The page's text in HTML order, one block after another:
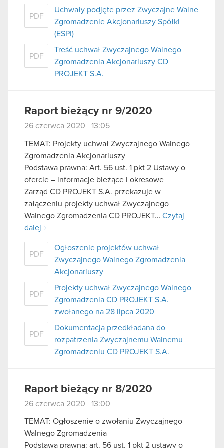
PDF
Uchwały podjęte przez Zwyczajne Walne
Zgromadzenie Akcjonariuszy Spółki
(ESPI)
PDF
Treść uchwał Zwyczajnego Walnego
Zgromadzenia Akcjonariuszy CD
PROJEKT S.A.
Raport bieżący nr 9/2020
26 czerwca 2020 13:05
TEMAT: Projekty uchwał Zwyczajnego Walnego
Zgromadzenia Akcjonariuszy
Podstawa prawna: Art. 56 ust. 1 pkt 2 Ustawy o
ofercie – informacje bieżące i okresowe
Zarząd CD PROJEKT S.A. przekazuje w
załączeniu projekty uchwał Zwyczajnego
Walnego Zgromadzenia CD PROJEKT… Czytaj
dalej
PDF
Ogłoszenie projektów uchwał
Zwyczajnego Walnego Zgromadzenia
Akcjonariuszy
PDF
Projekty uchwał Zwyczajnego Walnego
Zgromadzenia CD PROJEKT S.A.
zwołanego na 28 lipca 2020
PDF
Dokumentacja przedkładana do
rozpatrzenia Zwyczajnemu Walnemu
Zgromadzeniu CD PROJEKT S.A.
Raport bieżący nr 8/2020
26 czerwca 2020 13:00
TEMAT: Ogłoszenie o zwołaniu Zwyczajnego
Walnego Zgromadzenia
Podstawa prawna: art. 56 ust. 1 pkt 2 ustawy o